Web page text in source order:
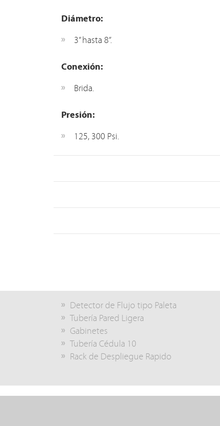
Diámetro:
3” hasta 8”.
Conexión:
Brida.
Presión:
125, 300 Psi.
Detector de Flujo tipo Paleta
Tubería Pared Ligera
Gabinetes
Tubería Cédula 10
Rack de Despliegue Rapido